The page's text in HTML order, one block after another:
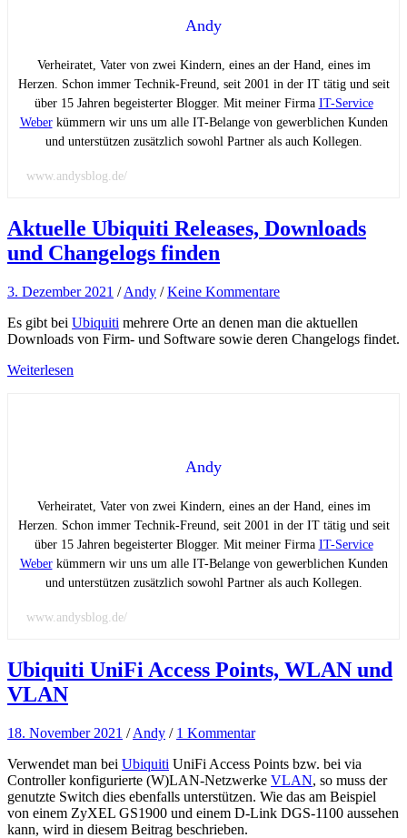
Andy
Verheiratet, Vater von zwei Kindern, eines an der Hand, eines im
Herzen. Schon immer Technik-Freund, seit 2001 in der IT tätig und seit
über 15 Jahren begeisterter Blogger. Mit meiner Firma IT-Service
Weberkümmern wir uns um alle IT-Belange von gewerblichen Kunden
und unterstützen zusätzlich sowohl Partner als auch Kollegen.
www.andysblog.de/
Aktuelle Ubiquiti Releases, Downloads
und Changelogs finden
3. Dezember 2021 /Andy /Keine Kommentare
Es gibt bei Ubiquiti mehrere Orte an denen man die aktuellen
Downloads von Firm- und Software sowie deren Changelogs findet.
Weiterlesen
Andy
Verheiratet, Vater von zwei Kindern, eines an der Hand, eines im
Herzen. Schon immer Technik-Freund, seit 2001 in der IT tätig und seit
über 15 Jahren begeisterter Blogger. Mit meiner Firma IT-Service
Weberkümmern wir uns um alle IT-Belange von gewerblichen Kunden
und unterstützen zusätzlich sowohl Partner als auch Kollegen.
www.andysblog.de/
Ubiquiti UniFi Access Points, WLAN und
VLAN
18. November 2021 /Andy / 1 Kommentar
Verwendet man bei Ubiquiti UniFi Access Points bzw. bei via
Controller konfigurierte (W)LAN-Netzwerke VLAN, so muss der
genutzte Switch dies ebenfalls unterstützen. Wie das am Beispiel
von einem ZyXEL GS1900 und einem D-Link DGS-1100 aussehen
kann, wird in diesem Beitrag beschrieben.